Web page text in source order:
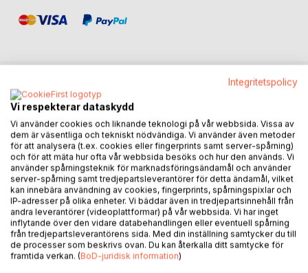
BESKRIVNING
Boken är ett komplement till min förra bok i en serie om
FRAMES-modellen.
Modellen sammanfattar sex psykiska funktioner i en
behavioristisk tradition.
FRAMES-modellen är en psykologisk teori om själen
Freuds helhetssyn på människans psyke jämförs med
FRAMES-modellens helhetssyn.
Integritetspolicy
Vi respekterar dataskydd
Vi använder cookies och liknande teknologi på vår webbsida. Vissa av
dem är väsentliga och tekniskt nödvändiga. Vi använder även metoder
för att analysera (t.ex. cookies eller fingerprints samt server-spårning)
och för att mäta hur ofta vår webbsida besöks och hur den används. Vi
använder spårningsteknik för marknadsföringsändamål och använder
server-spårning samt tredjepartsleverantörer för detta ändamål, vilket
kan innebära användning av cookies, fingerprints, spårningspixlar och
IP-adresser på olika enheter. Vi bäddar även in tredjepartsinnehåll från
andra leverantörer (videoplattformar) på vår webbsida. Vi har inget
inflytande över den vidare databehandlingen eller eventuell spårning
från tredjepartsleverantörens sida. Med din inställning samtycker du till
de processer som beskrivs ovan. Du kan återkalla ditt samtycke för
framtida verkan. (BoD-juridisk information)